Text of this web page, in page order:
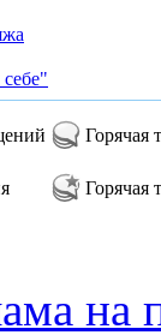
Горячая
Горячая
на